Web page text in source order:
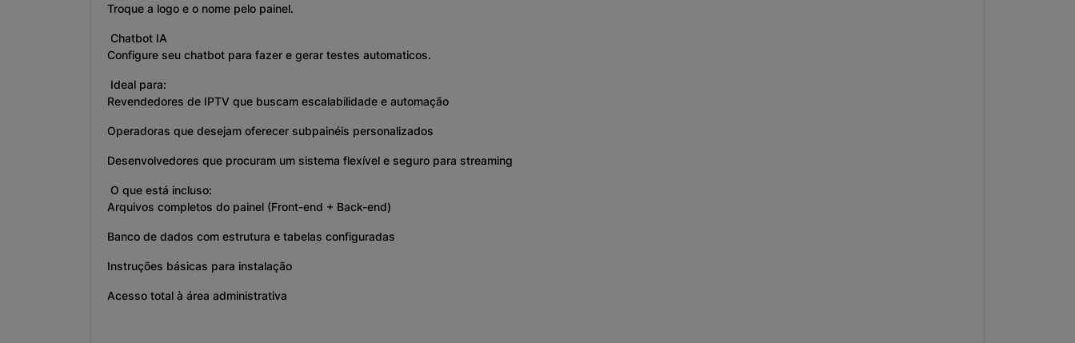
Troque a logo e o nome pelo painel.
Chatbot IA
Configure seu chatbot para fazer e gerar testes automaticos.
Ideal para:
Revendedores de IPTV que buscam escalabilidade e automação
Operadoras que desejam oferecer subpainéis personalizados
Desenvolvedores que procuram um sistema flexível e seguro para streaming
O que está incluso:
Arquivos completos do painel (Front-end + Back-end)
Banco de dados com estrutura e tabelas configuradas
Instruções básicas para instalação
Acesso total à área administrativa